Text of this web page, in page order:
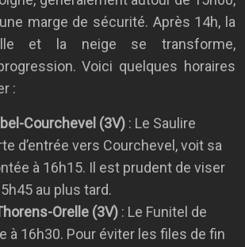
marge de sécurité. Après 14h, la
et la neige se transforme,
Voici quelques horaires
:
Courchevel (3V) : Le Saulire
d’entrée vers Courchevel, voit sa
à 16h15. Il est prudent de viser
au plus tard.
Orelle (3V) : Le Funitel de
à 16h30. Pour éviter les files de fin